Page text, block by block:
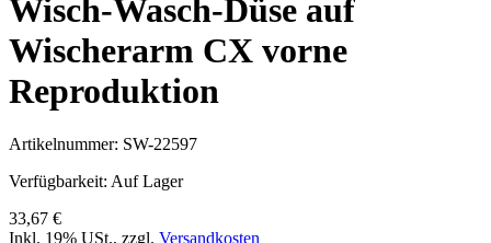
Wisch-Wasch-Düse auf
Wischerarm CX vorne
Reproduktion
Artikelnummer: SW-22597
Verfügbarkeit: Auf Lager
33,67 €
Inkl. 19% USt., zzgl. Versandkosten